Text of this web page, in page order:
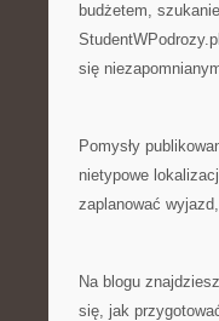
budżetem,
się
Pomysły
nietypowe
zaplanować
Na blogu
się, jak